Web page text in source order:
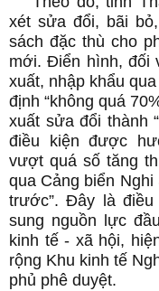
xét sửa đổi, bãi
sách đặc thù cho
mới. Điển hình, đối
xuất, nhập khẩu
định “không quá
xuất sửa đổi thành
điều kiện được
vượt quá số tăng
qua Cảng biển
trước”. Đây là
sung nguồn lực
kinh tế - xã hội,
rộng Khu kinh tế
phủ phê duyệt.